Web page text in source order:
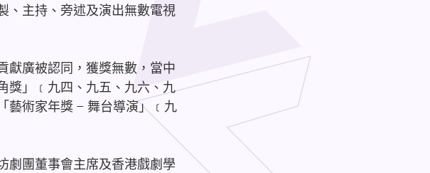
、主持、旁述及演出無數電視
獻廣被認同，獲獎無數，當中
獎」﹝九四、九五、九六、九
藝術家年獎 – 舞台導演」﹝九
劇團董事會主席及香港戲劇學